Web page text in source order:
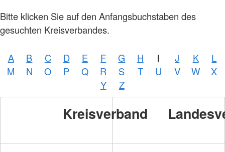
Bitte klicken Sie auf den Anfangsbuchstaben des
gesuchten Kreisverbandes.
A B C D E F G H I J K
L
M
N O P Q R S T U V W
X
Y
Z
Kreisverband